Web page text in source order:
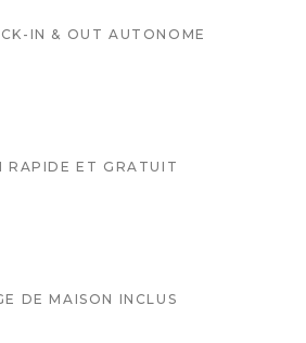
IN & OUT AUTONOME
RAPIDE ET GRATUIT
DE MAISON INCLUS